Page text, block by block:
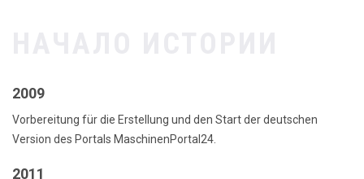
2009
Vorbereitung für die Erstellung und den Start der deutschen
Version des Portals MaschinenPortal24.
2011